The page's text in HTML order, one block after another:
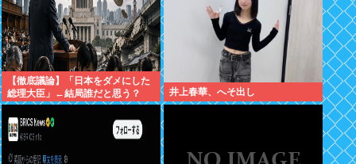
【徹底議論】「日本をダメにした
総理大臣」←結局誰だと思う？
井上春華、へそ出し